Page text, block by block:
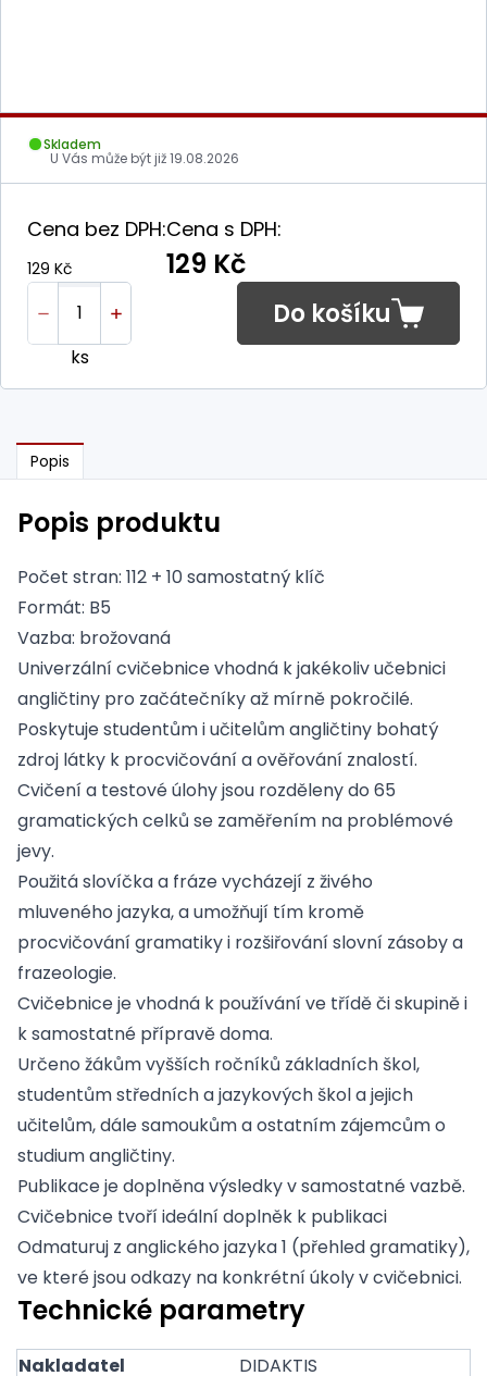
Skladem
U Vás může být již19.08.2026
Cena bez DPH:
129 Kč
Cena s DPH:
129 Kč
ks
Do košíku
Popis
Popis produktu
Počet stran: 112 + 10 samostatný klíč
Formát: B5
Vazba: brožovaná
Univerzální cvičebnice vhodná k jakékoliv učebnici
angličtiny pro začátečníky až mírně pokročilé.
Poskytuje studentům i učitelům angličtiny bohatý
zdroj látky k procvičování a ověřování znalostí.
Cvičení a testové úlohy jsou rozděleny do 65
gramatických celků se zaměřením na problémové
jevy.
Použitá slovíčka a fráze vycházejí z živého
mluveného jazyka, a umožňují tím kromě
procvičování gramatiky i rozšiřování slovní zásoby a
frazeologie.
Cvičebnice je vhodná k používání ve třídě či skupině i
k samostatné přípravě doma.
Určeno žákům vyšších ročníků základních škol,
studentům středních a jazykových škol a jejich
učitelům, dále samoukům a ostatním zájemcům o
studium angličtiny.
Publikace je doplněna výsledky v samostatné vazbě.
Cvičebnice tvoří ideální doplněk k publikaci
Odmaturuj z anglického jazyka 1 (přehled gramatiky),
ve které jsou odkazy na konkrétní úkoly v cvičebnici.
Technické parametry
Nakladatel DIDAKTIS